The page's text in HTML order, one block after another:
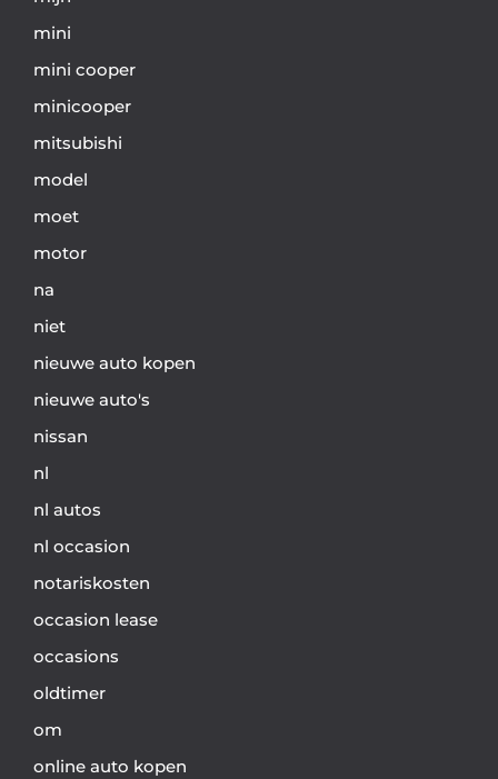
mini
mini cooper
minicooper
mitsubishi
model
moet
motor
na
niet
nieuwe auto kopen
nieuwe auto's
nissan
nl
nl autos
nl occasion
notariskosten
occasion lease
occasions
oldtimer
om
online auto kopen